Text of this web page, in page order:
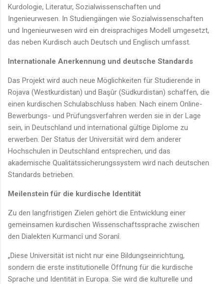
Kurdologie, Literatur, Sozialwissenschaften und
Ingenieurwesen. In Studiengängen wie Sozialwissenschaften
und Ingenieurwesen wird ein dreisprachiges Modell umgesetzt,
das neben Kurdisch auch Deutsch und Englisch umfasst.
Internationale Anerkennung und deutsche Standards
Das Projekt wird auch neue Möglichkeiten für Studierende in
Rojava (Westkurdistan) und Başûr (Südkurdistan) schaffen, die
einen kurdischen Schulabschluss haben. Nach einem Online-
Bewerbungs- und Prüfungsverfahren werden sie in der Lage
sein, in Deutschland und international gültige Diplome zu
erwerben. Der Status der Universität wird dem anderer
Hochschulen in Deutschland entsprechen, und das
akademische Qualitätssicherungssystem wird nach deutschen
Standards betrieben.
Meilenstein für die kurdische Identität
Zu den langfristigen Zielen gehört die Entwicklung einer
gemeinsamen kurdischen Wissenschaftssprache zwischen
den Dialekten Kurmancî und Soranî.
„Diese Universität ist nicht nur eine Bildungseinrichtung,
sondern die erste institutionelle Öffnung für die kurdische
Sprache und Identität in Europa. Sie wird die kulturelle und